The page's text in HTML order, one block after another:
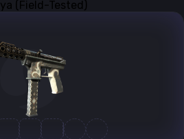
(Field-Tested)